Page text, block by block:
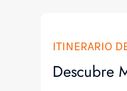
ITINERARIO
Descubre